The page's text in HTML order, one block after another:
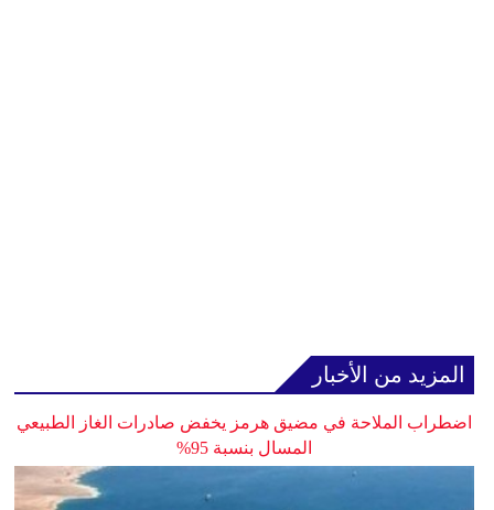
المزيد من الأخبار
اضطراب الملاحة في مضيق هرمز يخفض صادرات الغاز الطبيعي
المسال بنسبة 95%